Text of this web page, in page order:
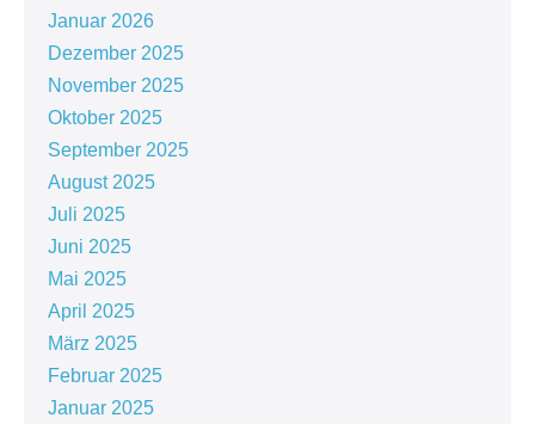
Januar 2026
Dezember 2025
November 2025
Oktober 2025
September 2025
August 2025
Juli 2025
Juni 2025
Mai 2025
April 2025
März 2025
Februar 2025
Januar 2025